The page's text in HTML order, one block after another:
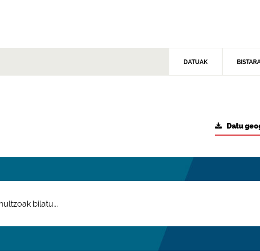
DATUAK
Datu